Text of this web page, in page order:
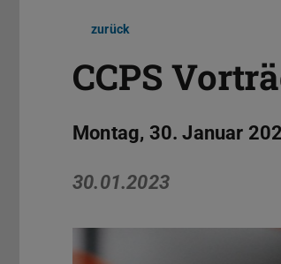
zurück
CCPS
Montag, 30. Januar
30.01.2023